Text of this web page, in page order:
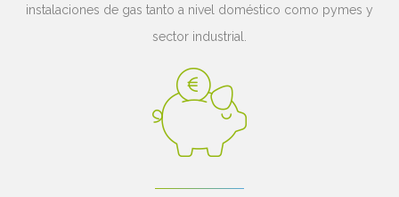
instalaciones de gas tanto a nivel doméstico como pymes y
sector industrial.